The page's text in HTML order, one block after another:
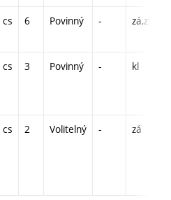
cs 6 Povinný - zá,zk
cs 3 Povinný - kl
cs 2 Volitelný - zá